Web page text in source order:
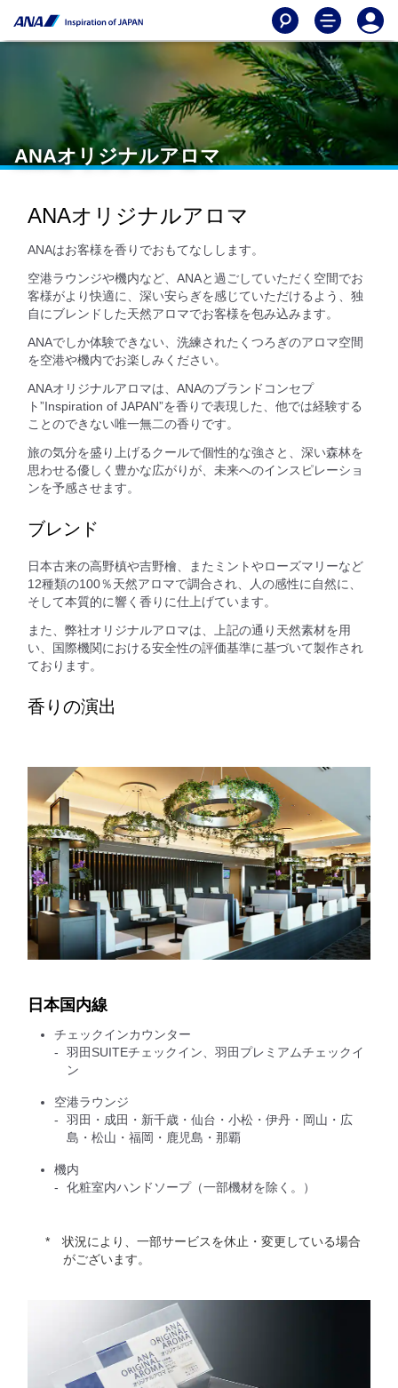
ANAオリジナルアロマ
ANAオリジナルアロマ
ANAはお客様を香りでおもてなしします。
空港ラウンジや機内など、ANAと過ごしていただく空間でお
客様がより快適に、深い安らぎを感じていただけるよう、独
自にブレンドした天然アロマでお客様を包み込みます。
ANAでしか体験できない、洗練されたくつろぎのアロマ空間
を空港や機内でお楽しみください。
ANAオリジナルアロマは、ANAのブランドコンセプ
ト”Inspiration of JAPAN”を香りで表現した、他では経験する
ことのできない唯一無二の香りです。
旅の気分を盛り上げるクールで個性的な強さと、深い森林を
思わせる優しく豊かな広がりが、未来へのインスピレーショ
ンを予感させます。
ブレンド
日本古来の高野槙や吉野檜、またミントやローズマリーなど
12種類の100％天然アロマで調合され、人の感性に自然に、
そして本質的に響く香りに仕上げています。
また、弊社オリジナルアロマは、上記の通り天然素材を用
い、国際機関における安全性の評価基準に基づいて製作され
ております。
香りの演出
日本国内線
チェックインカウンター
羽田SUITEチェックイン、羽田プレミアムチェックイ
ン
空港ラウンジ
羽田・成田・新千歳・仙台・小松・伊丹・岡山・広
島・松山・福岡・鹿児島・那覇
機内
化粧室内ハンドソープ（一部機材を除く。）
状況により、一部サービスを休止・変更している場合
がございます。